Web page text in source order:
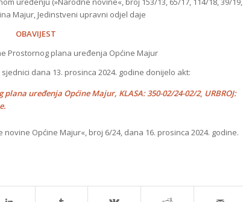
Majur, Jedinstveni upravni odjel daje
OBAVIJEST
Prostornog plana uređenja Općine Majur
dana 13. prosinca 2024. godine donijelo akt:
uređenja Općine Majur, KLASA: 350-02/24-02/2, URBROJ:
Općine Majur«, broj 6/24, dana 16. prosinca 2024. godine.